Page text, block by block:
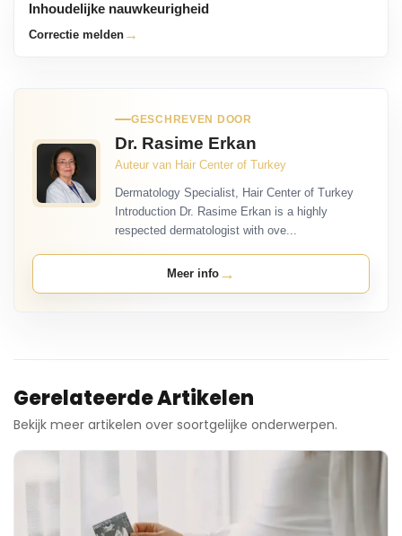
Inhoudelijke nauwkeurigheid
Correctie melden →
GESCHREVEN DOOR
Dr. Rasime Erkan
Auteur van Hair Center of Turkey
Dermatology Specialist, Hair Center of Turkey
Introduction Dr. Rasime Erkan is a highly
respected dermatologist with ove...
Meer info →
Gerelateerde Artikelen
Bekijk meer artikelen over soortgelijke onderwerpen.